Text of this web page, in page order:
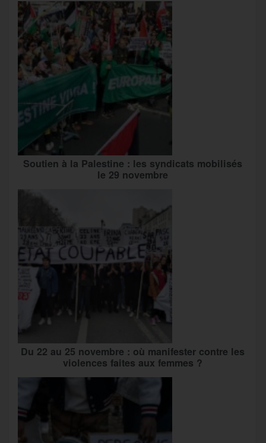
Soutien à la Palestine : les syndicats mobilisés
le 29 novembre
Du 22 au 25 novembre : où manifester contre les
violences faites aux femmes ?